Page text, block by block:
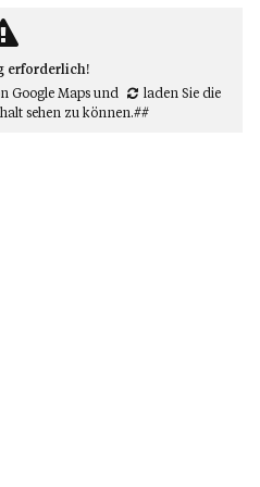
erforderlich!
Google Mapsund
laden Sie die
sehen zu können.##